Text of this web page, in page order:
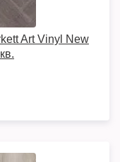
Art Vinyl New